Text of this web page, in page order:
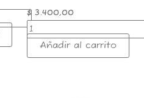
$3.400,00
Añadir al carrito